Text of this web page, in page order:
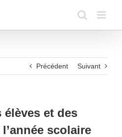
Précédent Suivant
et des
scolaire